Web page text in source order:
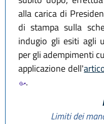
alla carica di
di stampa sulla
indugio gli esiti agli
per gli adempimenti
applicazione dell'
.
Limiti dei